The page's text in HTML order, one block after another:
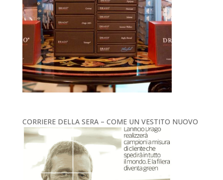
CORRIERE DELLA SERA – COME UN VESTITO NUOVO